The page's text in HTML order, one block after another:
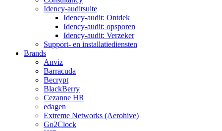
Idency-auditsuite
Idency-audit: Ontdek
Idency-audit: opsporen
Idency-audit: Verzeker
Support- en installatiediensten
Brands
Anviz
Barracuda
Becrypt
BlackBerry
Cezanne HR
edagen
Extreme Networks (Aerohive)
Go2Clock